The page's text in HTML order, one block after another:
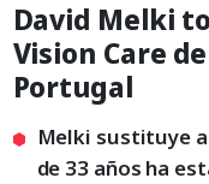
David Melki
Vision Care
Portugal
Melki sustituye
de 33 años ha